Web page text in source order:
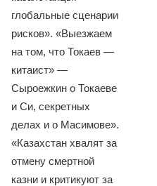
глобальные сценарии
рисков». «Выезжаем
на том, что Токаев —
китаист» —
Сыроежкин о Токаеве
и Си, секретных
делах и о Масимове».
«Казахстан хвалят за
отмену смертной
казни и критикуют за